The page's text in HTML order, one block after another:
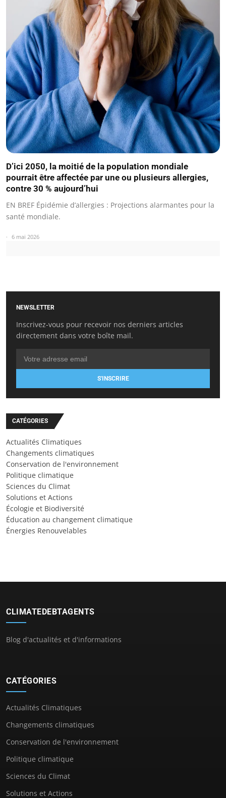
D’ici 2050, la moitié de la population mondiale
pourrait être affectée par une ou plusieurs allergies,
contre 30 % aujourd’hui
EN BREF Épidémie d’allergies : Projections alarmantes pour la
santé mondiale.
6 mai 2026
NEWSLETTER
Inscrivez-vous pour recevoir nos derniers articles
directement dans votre boîte mail.
S'INSCRIRE
CATÉGORIES
Actualités Climatiques
Changements climatiques
Conservation de l'environnement
Politique climatique
Sciences du Climat
Solutions et Actions
Écologie et Biodiversité
Éducation au changement climatique
Énergies Renouvelables
CLIMATEDEBTAGENTS
Blog d'actualités et d'informations
CATÉGORIES
Actualités Climatiques
Changements climatiques
Conservation de l'environnement
Politique climatique
Sciences du Climat
Solutions et Actions